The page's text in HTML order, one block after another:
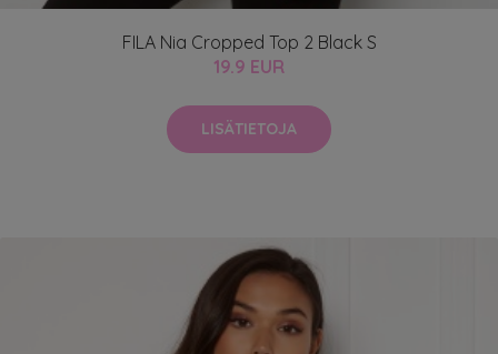
FILA Nia Cropped Top 2 Black S
19.9 EUR
LISÄTIETOJA